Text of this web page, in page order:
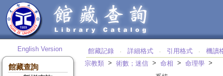
English Version
館藏查詢
館藏記錄 ‧ 詳細格式 ‧ 引用格式 ‧
機讀
宗教類 > 術數；迷信 > 命相 > 命理學 >